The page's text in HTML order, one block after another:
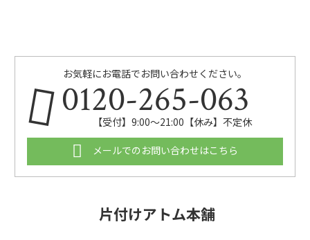
お気軽にお電話でお問い合わせください。
0120-265-063
【受付】9:00〜21:00【休み】不定休
メールでのお問い合わせはこちら
片付けアトム本舗